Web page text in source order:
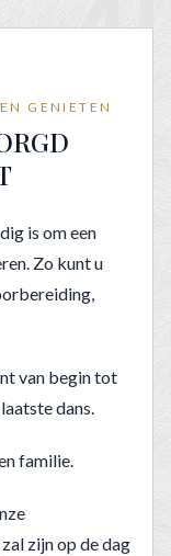
GENIETEN
is om een
Zo kunt u
van begin tot
dans.
familie.
zijn op de dag